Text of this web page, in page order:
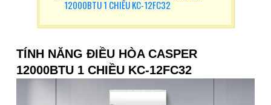
12000BTU 1 CHIỀU KC-12FC32
TÍNH NĂNG ĐIỀU HÒA CASPER
12000BTU 1 CHIỀU KC-12FC32